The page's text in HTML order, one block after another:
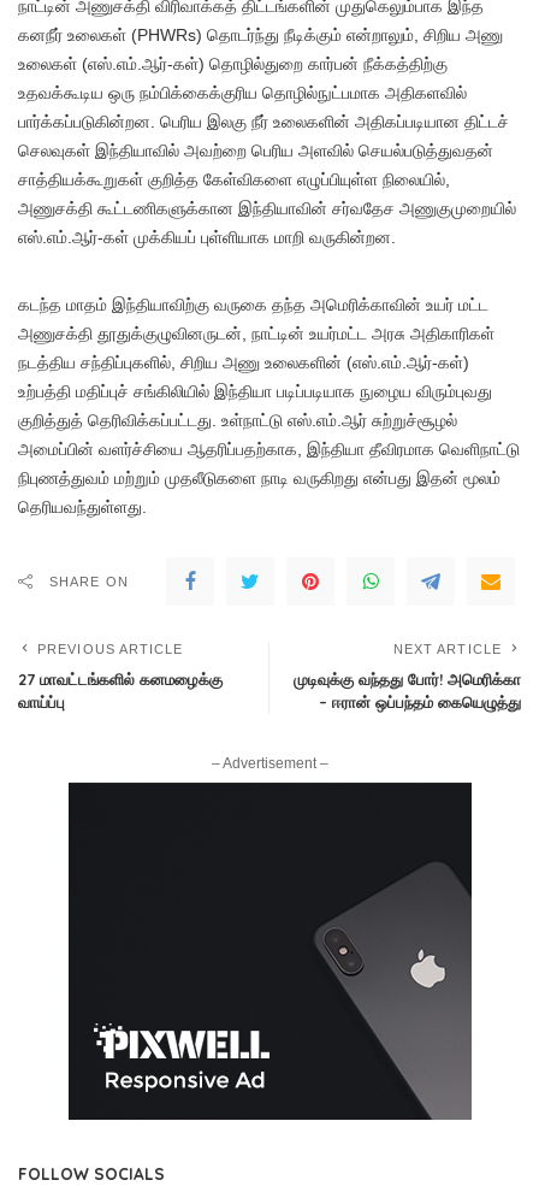
நாட்டின் அணுசக்தி விரிவாக்கத் திட்டங்களின் முதுகெலும்பாக இந்த
கனநீர் உலைகள் (PHWRs) தொடர்ந்து நீடிக்கும் என்றாலும், சிறிய அணு
உலைகள் (எஸ்.எம்.ஆர்-கள்) தொழில்துறை கார்பன் நீக்கத்திற்கு
உதவக்கூடிய ஒரு நம்பிக்கைக்குரிய தொழில்நுட்பமாக அதிகளவில்
பார்க்கப்படுகின்றன. பெரிய இலகு நீர் உலைகளின் அதிகப்படியான திட்டச்
செலவுகள் இந்தியாவில் அவற்றை பெரிய அளவில் செயல்படுத்துவதன்
சாத்தியக்கூறுகள் குறித்த கேள்விகளை எழுப்பியுள்ள நிலையில்,
அணுசக்தி கூட்டணிகளுக்கான இந்தியாவின் சர்வதேச அணுகுமுறையில்
எஸ்.எம்.ஆர்-கள் முக்கியப் புள்ளியாக மாறி வருகின்றன.
கடந்த மாதம் இந்தியாவிற்கு வருகை தந்த அமெரிக்காவின் உயர் மட்ட
அணுசக்தி தூதுக்குழுவினருடன், நாட்டின் உயர்மட்ட அரசு அதிகாரிகள்
நடத்திய சந்திப்புகளில், சிறிய அணு உலைகளின் (எஸ்.எம்.ஆர்-கள்)
உற்பத்தி மதிப்புச் சங்கிலியில் இந்தியா படிப்படியாக நுழைய விரும்புவது
குறித்துத் தெரிவிக்கப்பட்டது. உள்நாட்டு எஸ்.எம்.ஆர் சுற்றுச்சூழல்
அமைப்பின் வளர்ச்சியை ஆதரிப்பதற்காக, இந்தியா தீவிரமாக வெளிநாட்டு
நிபுணத்துவம் மற்றும் முதலீடுகளை நாடி வருகிறது என்பது இதன் மூலம்
தெரியவந்துள்ளது.
SHARE ON
PREVIOUS ARTICLE
27 மாவட்டங்களில் கனமழைக்கு
வாய்ப்பு
NEXT ARTICLE
முடிவுக்கு வந்தது போர்! அமெரிக்கா
– ஈரான் ஒப்பந்தம் கையெழுத்து
– Advertisement –
FOLLOW SOCIALS